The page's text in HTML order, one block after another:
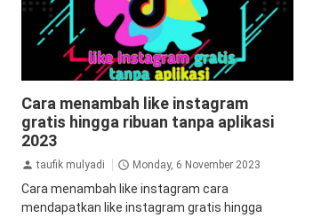
instagram tips&trik tutorial
Cara menambah like instagram
gratis hingga ribuan tanpa aplikasi
2023
taufik mulyadi Monday, 6 November 2023
Cara menambah like instagram cara
mendapatkan like instagram gratis hingga